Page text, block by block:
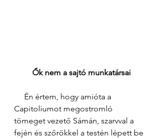
Ők nem a sajtó munkatársai
Capitoliumot megostromló
tömeget vezető Sámán, szarvval a
fején és szőrökkel a testén lépett be